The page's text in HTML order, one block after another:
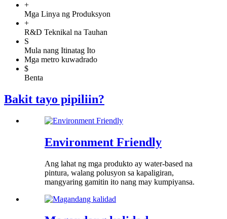
+
Mga Linya ng Produksyon
+
R&D Teknikal na Tauhan
S
Mula nang Itinatag Ito
Mga metro kuwadrado
$
Benta
Bakit tayo pipiliin?
Environment Friendly
Ang lahat ng mga produkto ay water-based na
pintura, walang polusyon sa kapaligiran,
mangyaring gamitin ito nang may kumpiyansa.